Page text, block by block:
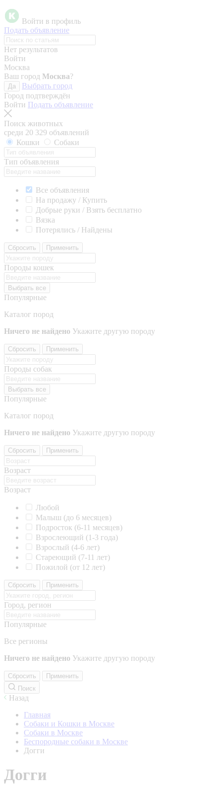
Войти в профиль
Подать объявление
Нет результатов
Войти
Москва
Ваш город Москва?
Да
Выбрать город
Город подтверждён
Войти Подать объявление
Поиск животных
среди 20 329 объявлений
Кошки
Собаки
Тип объявления
Все объявления
На продажу / Купить
Добрые руки / Взять бесплатно
Вязка
Потерялись / Найдены
Сбросить Применить
Породы кошек
Выбрать все
Популярные
Каталог пород
Ничего не найдено Укажите другую породу
Сбросить Применить
Породы собак
Выбрать все
Популярные
Каталог пород
Ничего не найдено Укажите другую породу
Сбросить Применить
Возраст
Возраст
Любой
Малыш (до 6 месяцев)
Подросток (6-11 месяцев)
Взрослеющий (1-3 года)
Взрослый (4-6 лет)
Стареющий (7-11 лет)
Пожилой (от 12 лет)
Сбросить Применить
Город, регион
Популярные
Все регионы
Ничего не найдено Укажите другую породу
Сбросить
Применить
Поиск
Назад
Главная
Собаки и Кошки в Москве
Собаки в Москве
Беспородные собаки в Москве
Догги
Догги